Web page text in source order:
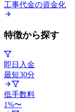
工事代金の資金化
特徴から探す
即日入金
最短30分
低手数料
1%〜